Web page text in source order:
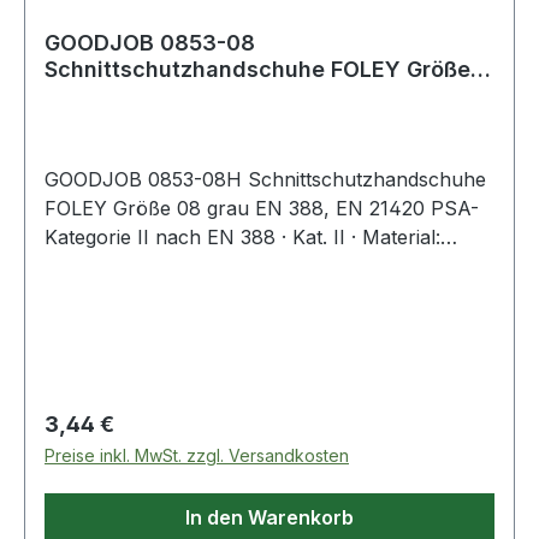
GOODJOB 0853-08
Schnittschutzhandschuhe FOLEY Größe
GOODJOB 0853-08H Schnittschutzhandschuhe
FOLEY Größe 08 grau EN 388, EN 21420 PSA-
Kategorie II nach EN 388 · Kat. II · Material:
gute, mechanische Beständigkeiten ·
Handrücken unbeschichtet für optimale
Belüftung · Anwendung: mechanische Arbeiten
aller Art, Montage, Industrie, Handwerk,
etc.Weitere technische Eigenschaften:·
Regulärer Preis:
3,44 €
Preise inkl. MwSt. zzgl. Versandkosten
In den Warenkorb